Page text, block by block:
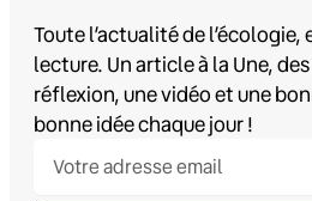
Toute l’actualité de
lecture. Un article à la Une,
réflexion, une vidéo et une
bonne idée chaque jour !